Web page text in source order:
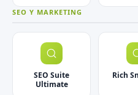
SEO Y MARKETING
SEO Suite
Ultimate
Rich